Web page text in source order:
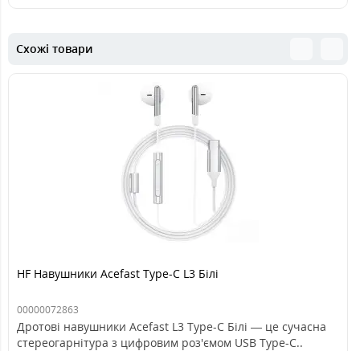
Схожі товари
HF Навушники Acefast Type-C L3 Білі
00000072863
Дротові навушники Acefast L3 Type-C Білі — це сучасна
стереогарнітура з цифровим роз'ємом USB Type-C..